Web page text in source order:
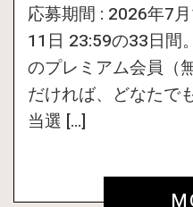
応募期間 : 2026年7
11日 23:59の33日間
のプレミアム会員（
だければ、どなたで
当選 […]